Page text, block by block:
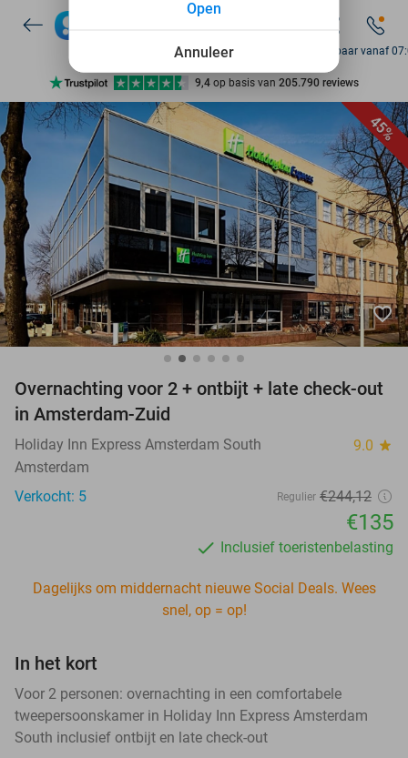
7 dagen per week beschikbaar
10+ miljoen leden
9,4 op basis van 205.790 reviews
Ontdek 15.000+ deals
7 dagen per week beschikbaar
10+ miljoen leden
Bereikbaar vanaf
45%
favorite_border
Overnachting voor 2 + ontbijt + late check-out
in Amsterdam-Zuid
Holiday Inn Express Amsterdam South 9.0 star
Amsterdam
Verkocht: 5
Regulier €244,12
€135
Inclusief toeristenbelasting
Dagelijks om middernacht nieuwe Social Deals. Wees
snel, op = op!
In het kort
Voor 2 personen: overnachting in een comfortabele
tweepersoonskamer in Holiday Inn Express Amsterdam
South inclusief ontbijt en late check-out
Annuleer
Open